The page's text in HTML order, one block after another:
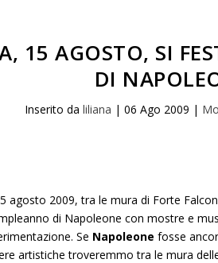
15 AGOSTO, SI
DI
Inserito daliliana |06 Ago 2009 |
agosto 2009, tra le mura di Forte
di Napoleone con mostre e
Se Napoleone fosse
artistiche troveremmo tra le mura